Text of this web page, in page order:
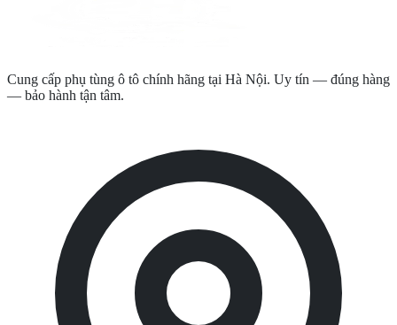
Cung cấp phụ tùng ô tô chính hãng tại Hà Nội. Uy tín — đúng hàng
— bảo hành tận tâm.